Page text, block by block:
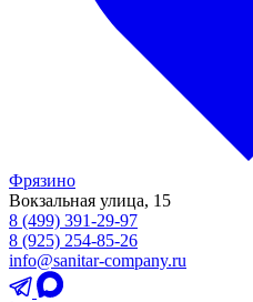
Фрязино
Вокзальная улица, 15
8 (499) 391-29-97
8 (925) 254-85-26
info@sanitar-company.ru